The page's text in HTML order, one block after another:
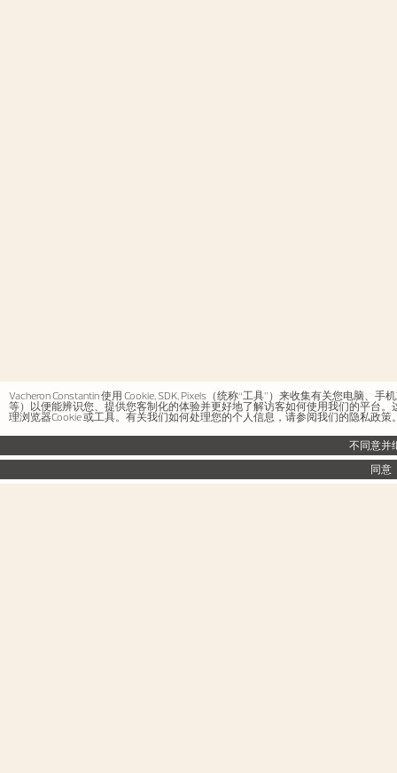
Vacheron Constantin 使用 Cookie, SDK, Pixels（统称“工具”）来收集有关您电脑
等）以便能辨识您、提供您客制化的体验并更好地了解访客如何使用我们的平台
理浏览器Cookie 或工具。有关我们如何处理您的个人信息，请参阅我们的隐私政策
不同意并
同意